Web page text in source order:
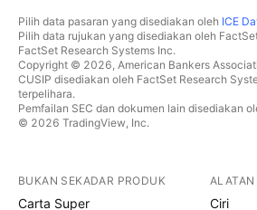
Pilih data pasaran yang disediakan oleh ICE
Pilih data rujukan yang disediakan oleh
FactSet Research Systems Inc.
Copyright © 2026, American Bankers
CUSIP disediakan oleh FactSet Research
terpelihara.
Pemfailan SEC dan dokumen lain disediakan
© 2026 TradingView, Inc.
BUKAN SEKADAR PRODUK
Carta Super
Ciri